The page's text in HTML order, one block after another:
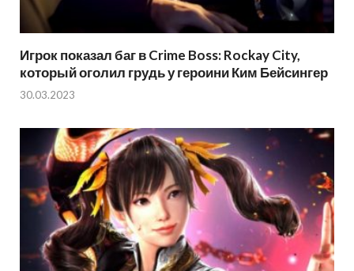
Игрок показал баг в Crime Boss: Rockay City,
который оголил грудь у героини Ким Бейсингер
30.03.2023